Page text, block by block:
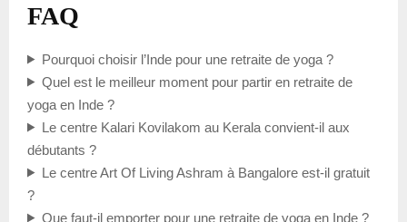
FAQ
Pourquoi choisir l’Inde pour une retraite de yoga ?
Quel est le meilleur moment pour partir en retraite de
yoga en Inde ?
Le centre Kalari Kovilakom au Kerala convient-il aux
débutants ?
Le centre Art Of Living Ashram à Bangalore est-il gratuit
?
Que faut-il emporter pour une retraite de yoga en Inde ?